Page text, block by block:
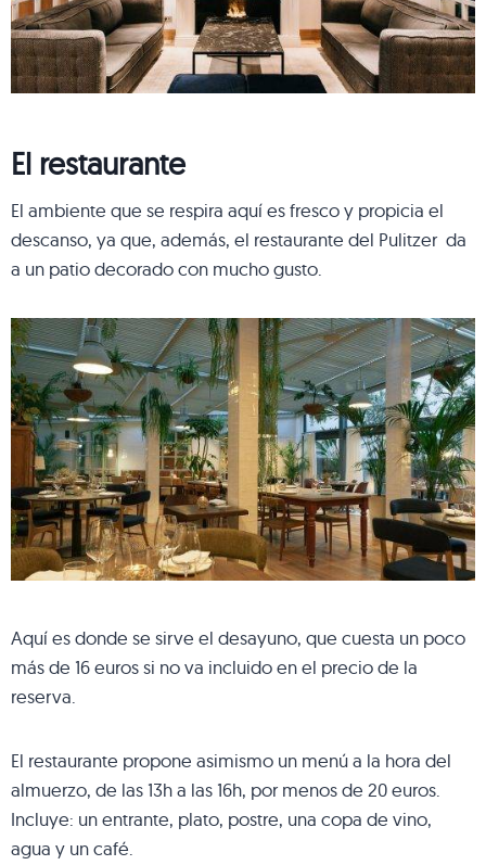
El restaurante
El ambiente que se respira aquí es fresco y propicia el
descanso, ya que, además, el restaurante del Pulitzer da
a un patio decorado con mucho gusto.
Aquí es donde se sirve el desayuno, que cuesta un poco
más de 16 euros si no va incluido en el precio de la
reserva.
El restaurante propone asimismo un menú a la hora del
almuerzo, de las 13h a las 16h, por menos de 20 euros.
Incluye: un entrante, plato, postre, una copa de vino,
agua y un café.